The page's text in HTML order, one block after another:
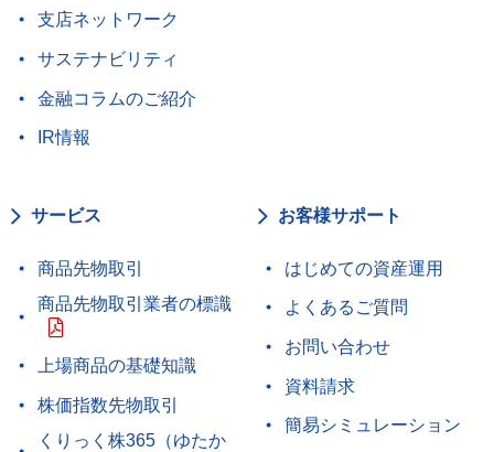
支店ネットワーク
サステナビリティ
金融コラムのご紹介
IR情報
サービス
商品先物取引
商品先物取引業者の標識
上場商品の基礎知識
株価指数先物取引
くりっく株365（ゆたか
お客様サポート
はじめての資産運用
よくあるご質問
お問い合わせ
資料請求
簡易シミュレーション